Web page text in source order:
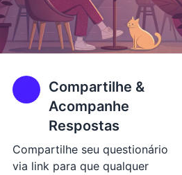
Compartilhe &
Acompanhe
Respostas
Compartilhe seu questionário
via link para que qualquer